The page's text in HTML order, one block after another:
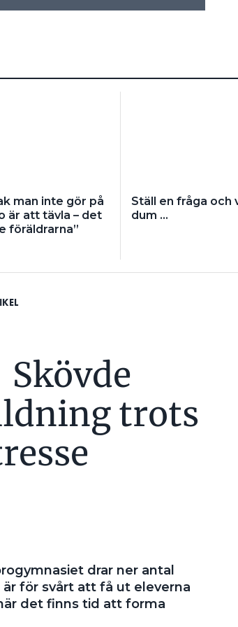
man inte gör på
är att tävla – det
föräldrarna”
Ställ en fråga och
dum …
trots
drar ner antal
för svårt att få ut eleverna
det finns tid att forma